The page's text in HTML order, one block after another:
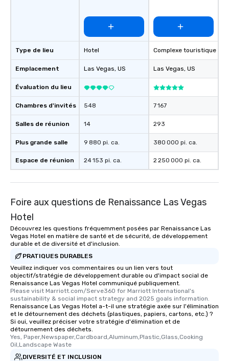
Type de lieu
Emplacement
Évaluation du lieu
Chambres d'invités
Salles de réunion
Plus grande salle
Espace de réunion
Hotel
Las Vegas, US
548
14
9 880 pi. ca.
24 153 pi. ca.
Complexe touristique
Las Vegas, US
7 167
293
380 000 pi. ca.
2 250 000 pi. ca.
Foire aux questions de Renaissance Las Vegas
Hotel
Découvrez les questions fréquemment posées par Renaissance Las
Vegas Hotel en matière de santé et de sécurité, de développement
durable et de diversité et d'inclusion.
PRATIQUES DURABLES
Veuillez indiquer vos commentaires ou un lien vers tout
objectif/stratégie de développement durable ou d'impact social de
Renaissance Las Vegas Hotel communiqué publiquement.
Please visit Marriott.com/Serve360 for Marriott International's
sustainability & social impact strategy and 2025 goals information.
Renaissance Las Vegas Hotel a-t-il une stratégie axée sur l'élimination
et le détournement des déchets (plastiques, papiers, cartons, etc.) ?
Si oui, veuillez préciser votre stratégie d'élimination et de
détournement des déchets.
Yes, Paper,Newspaper,Cardboard,Aluminum,Plastic,Glass,Cooking
Oil,Landscape Waste
DIVERSITÉ ET INCLUSION